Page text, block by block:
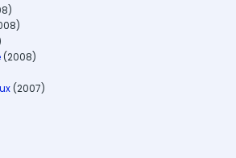
(2008)
(2007)